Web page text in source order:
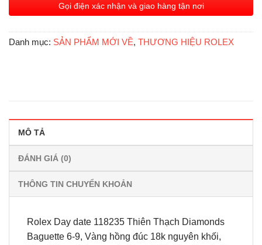
Gọi điện xác nhận và giao hàng tận nơi
Danh mục: SẢN PHẨM MỚI VỀ, THƯƠNG HIỆU ROLEX
MÔ TẢ
ĐÁNH GIÁ (0)
THÔNG TIN CHUYỂN KHOẢN
Rolex Day date 118235 Thiên Thạch Diamonds
Baguette 6-9, Vàng hồng đúc 18k nguyên khối,